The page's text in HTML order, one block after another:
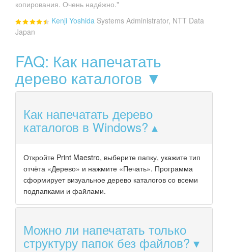
копирования. Очень надёжно."
Kenji Yoshida Systems Administrator, NTT Data
Japan
FAQ: Как напечатать
дерево каталогов ▼
Как напечатать дерево
каталогов в Windows?
Откройте Print Maestro, выберите папку, укажите тип
отчёта «Дерево» и нажмите «Печать». Программа
сформирует визуальное дерево каталогов со всеми
подпапками и файлами.
Можно ли напечатать только
структуру папок без файлов?